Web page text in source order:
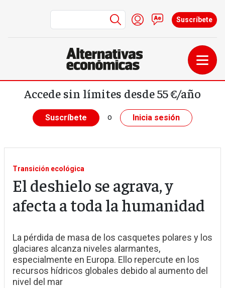
Pasar al contenido principal
Menú de cuenta de
Iniciar sesión
Contacto
Suscríbete
Accede sin límites desde 55 €/año
Suscríbete o Inicia sesión
Transición ecológica
El deshielo se agrava, y
afecta a toda la humanidad
La pérdida de masa de los casquetes polares y los
glaciares alcanza niveles alarmantes,
especialmente en Europa. Ello repercute en los
recursos hídricos globales debido al aumento del
nivel del mar